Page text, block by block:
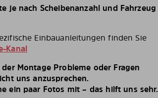
je nach Scheibenanzahl und Fahrzeug
Einbauanleitungen finden Sie
Kanal
Montage Probleme oder Fragen
uns anzusprechen.
ein paar Fotos mit – das hilft uns sehr.